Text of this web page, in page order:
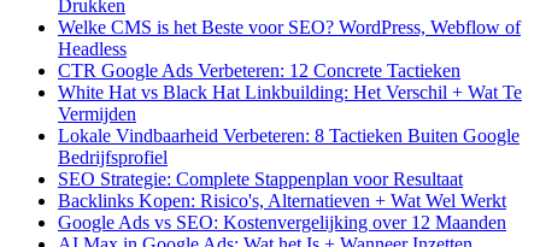
Drukken
Welke CMS is het Beste voor SEO? WordPress, Webflow of
Headless
CTR Google Ads Verbeteren: 12 Concrete Tactieken
White Hat vs Black Hat Linkbuilding: Het Verschil + Wat Te
Vermijden
Lokale Vindbaarheid Verbeteren: 8 Tactieken Buiten Google
Bedrijfsprofiel
SEO Strategie: Complete Stappenplan voor Resultaat
Backlinks Kopen: Risico's, Alternatieven + Wat Wel Werkt
Google Ads vs SEO: Kostenvergelijking over 12 Maanden